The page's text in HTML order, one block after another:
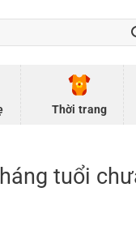
Thời trang
tuổi